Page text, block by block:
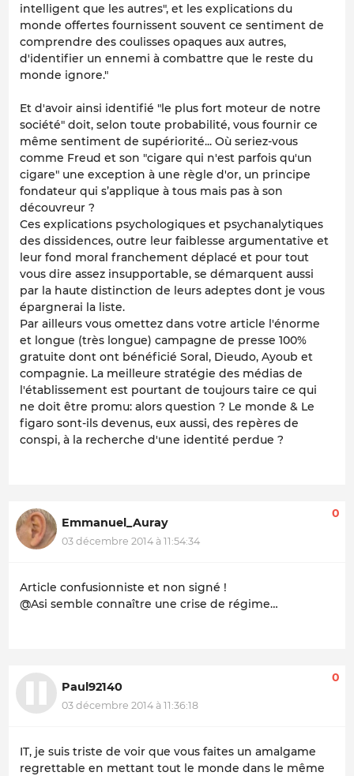
intelligent que les autres", et les explications du
monde offertes fournissent souvent ce sentiment de
comprendre des coulisses opaques aux autres,
d'identifier un ennemi à combattre que le reste du
monde ignore."
Et d'avoir ainsi identifié "le plus fort moteur de notre
société" doit, selon toute probabilité, vous fournir ce
même sentiment de supériorité... Où seriez-vous
comme Freud et son "cigare qui n'est parfois qu'un
cigare" une exception à une règle d'or, un principe
fondateur qui s’applique à tous mais pas à son
découvreur ?
Ces explications psychologiques et psychanalytiques
des dissidences, outre leur faiblesse argumentative et
leur fond moral franchement déplacé et pour tout
vous dire assez insupportable, se démarquent aussi
par la haute distinction de leurs adeptes dont je vous
épargnerai la liste.
Par ailleurs vous omettez dans votre article l'énorme
et longue (très longue) campagne de presse 100%
gratuite dont ont bénéficié Soral, Dieudo, Ayoub et
compagnie. La meilleure stratégie des médias de
l'établissement est pourtant de toujours taire ce qui
ne doit être promu: alors question ? Le monde & Le
figaro sont-ils devenus, eux aussi, des repères de
conspi, à la recherche d'une identité perdue ?
Emmanuel_Auray
03 décembre 2014 à 11:54:34
0
Article confusionniste et non signé !
@Asi semble connaître une crise de régime…
Paul92140
03 décembre 2014 à 11:36:18
0
IT, je suis triste de voir que vous faites un amalgame
regrettable en mettant tout le monde dans le même